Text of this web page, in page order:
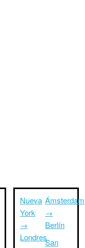
Nueva
York
→
Londres
Ámsterdam
→
Berlín
San